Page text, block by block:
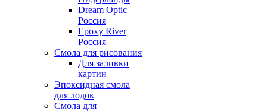
Dream Optic
Россия
Epoxy River
Россия
Смола для рисования
Для заливки
картин
Эпоксидная смола
для лодок
Смола для